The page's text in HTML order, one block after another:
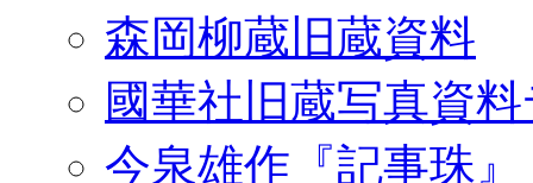
森岡柳蔵旧蔵資料
國華社旧蔵写真資
今泉雄作『記事珠』